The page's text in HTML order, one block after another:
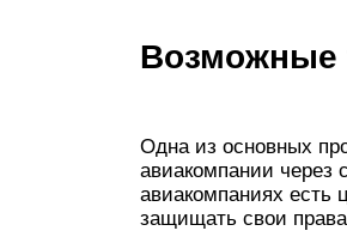
Возможные
Одна из основных
авиакомпании через
авиакомпаниях
защищать свои